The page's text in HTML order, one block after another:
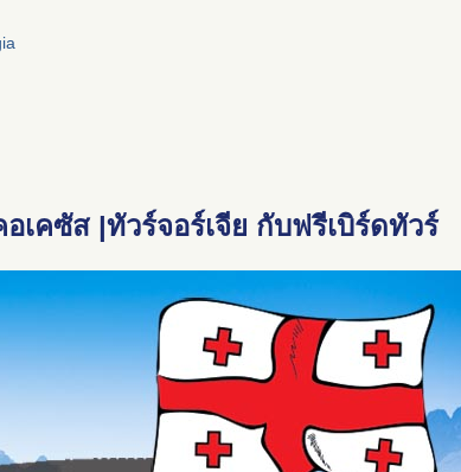
อเคซัส|ทัวร์จอร์เจีย กับฟรีเบิร์ดทัวร์